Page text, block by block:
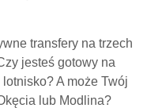
transfery na trzech
jesteś gotowy na
A może Twój
lub Modlina?